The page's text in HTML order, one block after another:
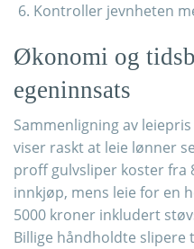
Kontroller jevnheten
Økonomi og
egeninnsats
Sammenligning av
viser raskt at leie lønner
proff gulvsliper koster fra
innkjøp, mens leie for en
5000 kroner inkludert
Billige håndholdte slipere